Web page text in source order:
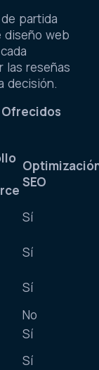
partida
diseño web
las reseñas
decisión.
SEO
Sí
Sí
Sí
No
Sí
Sí